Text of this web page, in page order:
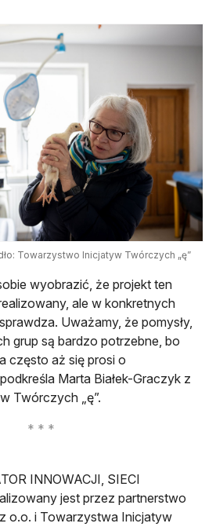
Towarzystwo Inicjatyw Twórczych „ę”
wyobrazić, że projekt ten
ale w konkretnych
Uważamy, że pomysły,
grup są bardzo potrzebne, bo
często aż się prosi o
Marta Białek-Graczyk z
Twórczych „ę”.
INNOWACJI, SIECI
jest przez partnerstwo
o.o. i Towarzystwa Inicjatyw